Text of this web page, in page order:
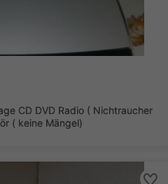
CD DVD Radio ( Nichtraucher
( keine Mängel)